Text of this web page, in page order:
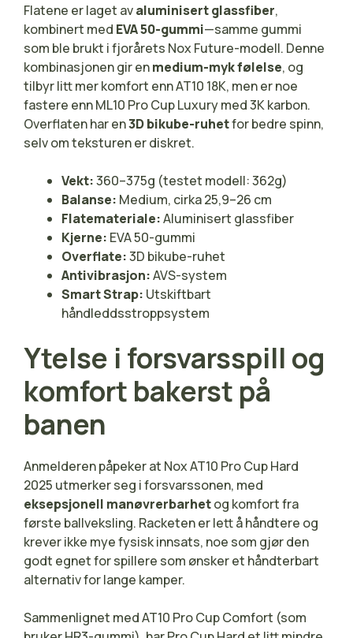
Flatene er laget avaluminisert glassfiber,
kombinert med EVA 50-gummi—samme gummi
som ble brukt i fjorårets Nox Future-modell. Denne
kombinasjonen gir enmedium-myk følelse, og
tilbyr litt mer komfort enn AT10 18K, men er noe
fastere enn ML10 Pro Cup Luxury med 3K karbon.
Overflaten har en3D bikube-ruhetfor bedre spinn,
selv om teksturen er diskret.
Vekt:360–375g (testet modell: 362g)
Balanse: Medium, cirka 25,9–26 cm
Flatemateriale:Aluminisert glassfiber
Kjerne: EVA 50-gummi
Overflate:3D bikube-ruhet
Antivibrasjon:AVS-system
Smart Strap: Utskiftbart
håndleddsstroppsystem
Ytelse i forsvarsspill og
komfort bakerst på
banen
Anmelderen påpeker at Nox AT10 Pro Cup Hard
2025 utmerker seg i forsvarssonen, med
eksepsjonell manøvrerbarhetog komfort fra
første ballveksling. Racketen er lett å håndtere og
krever ikke mye fysisk innsats, noe som gjør den
godt egnet for spillere som ønsker et håndterbart
alternativ for lange kamper.
Sammenlignet med AT10 Pro Cup Comfort (som